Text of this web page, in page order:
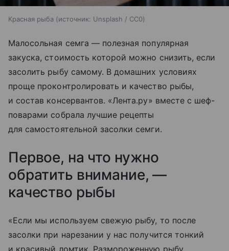
Красная рыба источник: Unsplash / CC0
Малосольная семга — полезная популярная
закуска, стоимость которой можно снизить, если
засолить рыбу самому. В домашних условиях
проще проконтролировать и качество рыбы,
и состав консервантов. «Лента.ру» вместе с шеф-
поварами собрала лучшие рецепты
для самостоятельной засолки семги.
Первое, на что нужно
обратить внимание, —
качество рыбы
«Если мы используем свежую рыбу, то после
засолки при нарезании у нас получится тонкий